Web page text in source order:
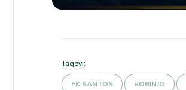
Tagovi:
FK SANTOS ROBINJO